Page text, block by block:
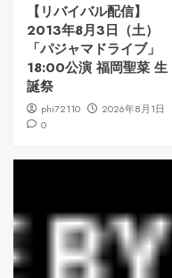
【リバイバル配信】
2013年8月3日（土）
「パジャマドライブ」
18:00公演 福岡聖菜 生
誕祭
phi72110
2026年8月1日
0